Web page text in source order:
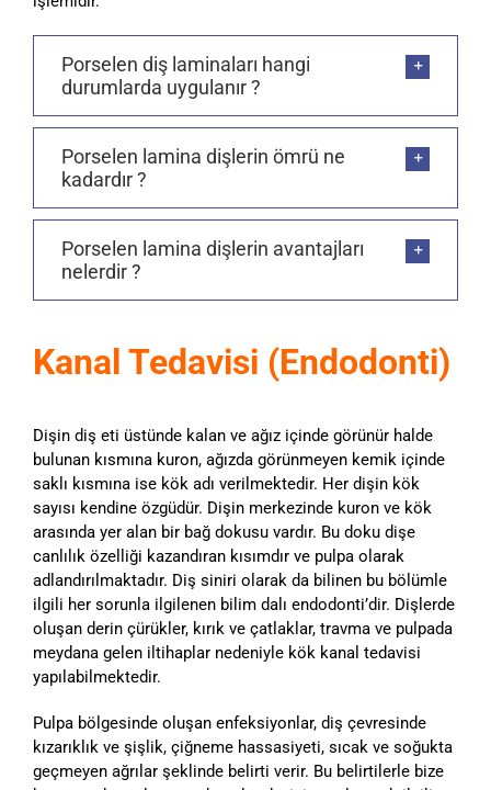
Porselen diş laminaları hangi
durumlarda uygulanır ?
Porselen lamina dişlerin ömrü ne
kadardır ?
Porselen lamina dişlerin avantajları
nelerdir ?
Kanal Tedavisi (Endodonti)
Dişin diş eti üstünde kalan ve ağız içinde görünür halde
bulunan kısmına kuron, ağızda görünmeyen kemik içinde
saklı kısmına ise kök adı verilmektedir. Her dişin kök
sayısı kendine özgüdür. Dişin merkezinde kuron ve kök
arasında yer alan bir bağ dokusu vardır. Bu doku dişe
canlılık özelliği kazandıran kısımdır ve pulpa olarak
adlandırılmaktadır. Diş siniri olarak da bilinen bu bölümle
ilgili her sorunla ilgilenen bilim dalı endodonti’dir. Dişlerde
oluşan derin çürükler, kırık ve çatlaklar, travma ve pulpada
meydana gelen iltihaplar nedeniyle kök kanal tedavisi
yapılabilmektedir.
Pulpa bölgesinde oluşan enfeksiyonlar, diş çevresinde
kızarıklık ve şişlik, çiğneme hassasiyeti, sıcak ve soğukta
geçmeyen ağrılar şeklinde belirti verir. Bu belirtilerle bize